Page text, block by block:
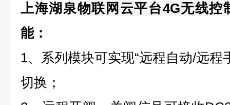
上海湖泉物联网云平台4G无线控
能：
1、系列模块可实现“远程自动/远程
切换；